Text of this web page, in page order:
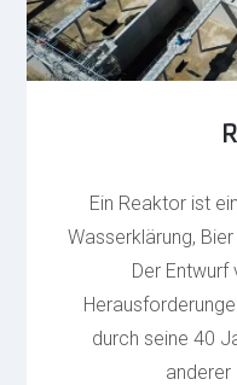
Ein Reaktor ist
Wasserklärung,
Der
durch seine 40
anderer